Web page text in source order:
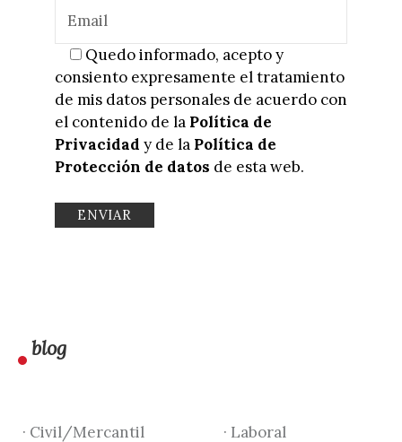
Quedo informado, acepto y
consiento expresamente el tratamiento
de mis datos personales de acuerdo con
el contenido de la Política de
Privacidad y de la Política de
Protección de datos de esta web.
blog
· Civil/Mercantil
· Laboral